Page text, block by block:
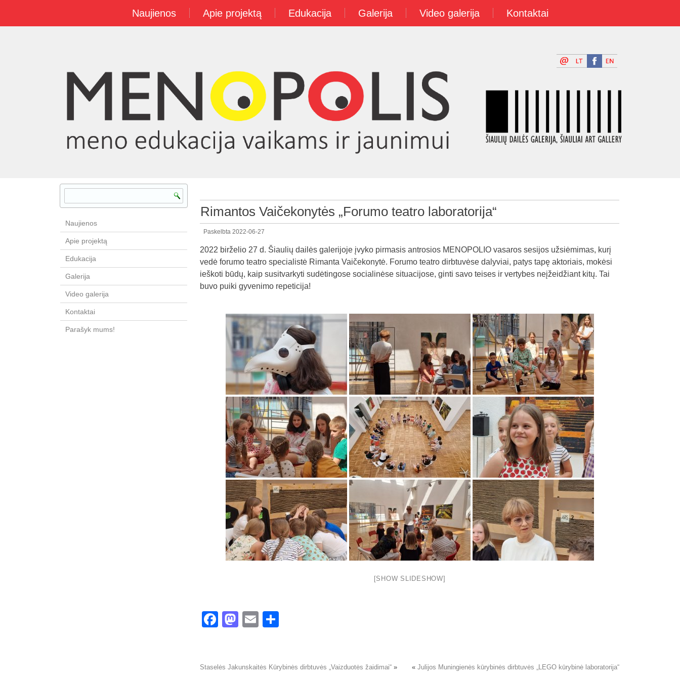
Naujienos Apie projektą Edukacija Galerija Video galerija Kontaktai
Naujienos
Apie projektą
Edukacija
Galerija
Video galerija
Kontaktai
Parašyk mums!
Rimantos Vaičekonytės „Forumo teatro laboratorija“
Paskelbta 2022-06-27
2022 birželio 27 d. Šiaulių dailės galerijoje įvyko pirmasis antrosios MENOPOLIO vasaros sesijos užsiėmimas, kurį
vedė forumo teatro specialistė Rimanta Vaičekonytė. Forumo teatro dirbtuvėse dalyviai, patys tapę aktoriais, mokėsi
ieškoti būdų, kaip susitvarkyti sudėtingose socialinėse situacijose, ginti savo teises ir vertybes neįžeidžiant kitų. Tai
buvo puiki gyvenimo repeticija!
[SHOW SLIDESHOW]
FacebookMastodon
Email
Staselės Jakunskaitės Kūrybinės dirbtuvės „Vaizduotės žaidimai“ » « Julijos Muningienės kūrybinės dirbtuvės „LEGO kūrybinė laboratorija“